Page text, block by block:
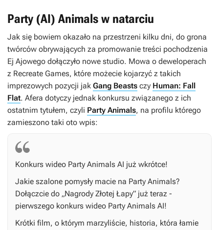
Party (AI) Animals w natarciu
Jak się bowiem okazało na przestrzeni kilku dni, do grona
twórców obrywających za promowanie treści pochodzenia
Ej Ajowego dołączyło nowe studio. Mowa o deweloperach
z Recreate Games, które możecie kojarzyć z takich
imprezowych pozycji jak Gang Beasts czy Human: Fall
Flat. Afera dotyczy jednak konkursu związanego z ich
ostatnim tytułem, czyli Party Animals, na profilu którego
zamieszono taki oto wpis:
Konkurs wideo Party Animals AI już wkrótce!
Jakie szalone pomysły macie na Party Animals?
Dołączcie do „Nagrody Złotej Łapy” już teraz -
pierwszego konkurs wideo Party Animals AI!
Krótki film, o którym marzyliście, historia, która łamie